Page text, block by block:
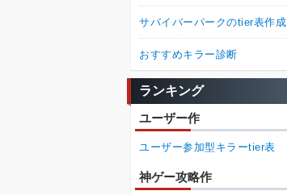
サバイバーパークのtier表作成
おすすめキラー診断
ランキング
ユーザー作
ユーザー参加型キラーtier表
神ゲー攻略作